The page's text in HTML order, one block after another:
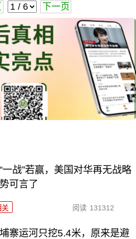
下一页
一战”若赢，美国对华再无战略
可言了
关 阅读 131312
寨运河只挖5.4米，原来是避